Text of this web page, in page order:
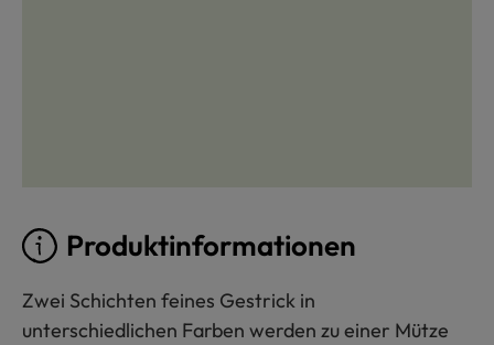
Produktinformationen
Zwei Schichten feines Gestrick in
unterschiedlichen Farben werden zu einer Mütze